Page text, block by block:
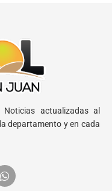
Noticias actualizadas al
departamento y en cada